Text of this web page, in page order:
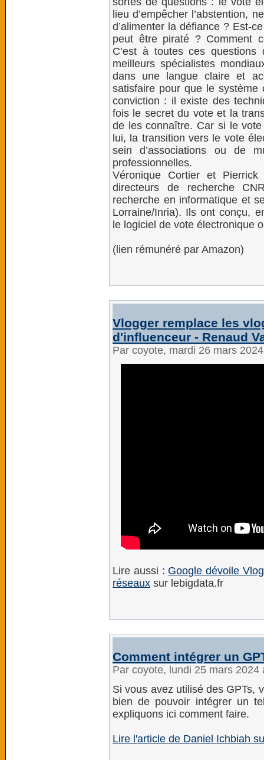
lieu d’empêcher l’abstention,
d’alimenter la défiance ? Est-
peut être piraté ? Comment
C’est à toutes ces
meilleurs spécialistes
dans une langue claire et
satisfaire pour que le
conviction : il existe des
fois le secret du vote et la
de les connaître. Car si le
lui, la transition vers le vote
sein d’associations ou de
professionnelles.
Véronique Cortier et
directeurs de recherche
recherche en informatique et
Lorraine/Inria). Ils ont conçu,
le logiciel de vote électronique
(lien rémunéré par Amazon)
Vlogger remplace les
d'influenceur - Renaud
Par coyote, mardi 26 mars
Lire aussi : Google dévoile
réseaux sur lebigdata.fr
Comment intégrer un
Par coyote, lundi 25 mars
Si vous avez utilisé des GPTs,
bien de pouvoir intégrer un
expliquons ici comment faire.
Lire l'article de Daniel Ichbiah